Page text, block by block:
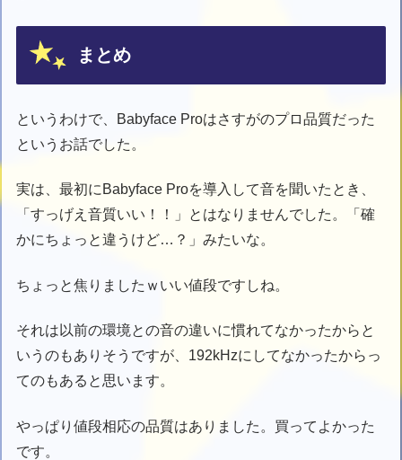
まとめ
というわけで、Babyface Proはさすがのプロ品質だった
というお話でした。
実は、最初にBabyface Proを導入して音を聞いたとき、
「すっげえ音質いい！！」とはなりませんでした。「確
かにちょっと違うけど…？」みたいな。
ちょっと焦りましたｗいい値段ですしね。
それは以前の環境との音の違いに慣れてなかったからと
いうのもありそうですが、192kHzにしてなかったからっ
てのもあると思います。
やっぱり値段相応の品質はありました。買ってよかった
です。